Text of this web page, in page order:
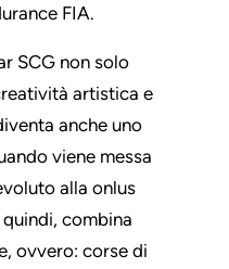
FIA.
SCG non solo
artistica e
anche uno
viene messa
alla onlus
combina
ovvero: corse di